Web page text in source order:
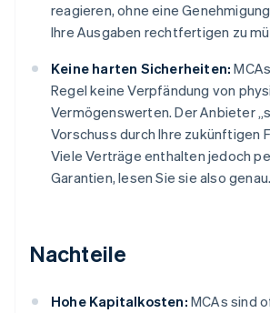
reagieren, ohne eine
Ihre Ausgaben rechtfertigen zu
Keine harten Sicherheiten:
Regel keine Verpfändung von
Vermögenswerten. Der Anbieter
Vorschuss durch Ihre zukünftigen
Viele Verträge enthalten jedoch
Garantien, lesen Sie sie also genau.
Nachteile
Hohe Kapitalkosten: MCAs sind